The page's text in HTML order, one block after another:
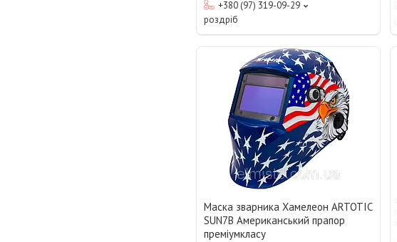
+380 (97) 319-09-29
роздріб
Маска зварника Хамелеон ARTOTIC
SUN7B Американський прапор
преміумкласу